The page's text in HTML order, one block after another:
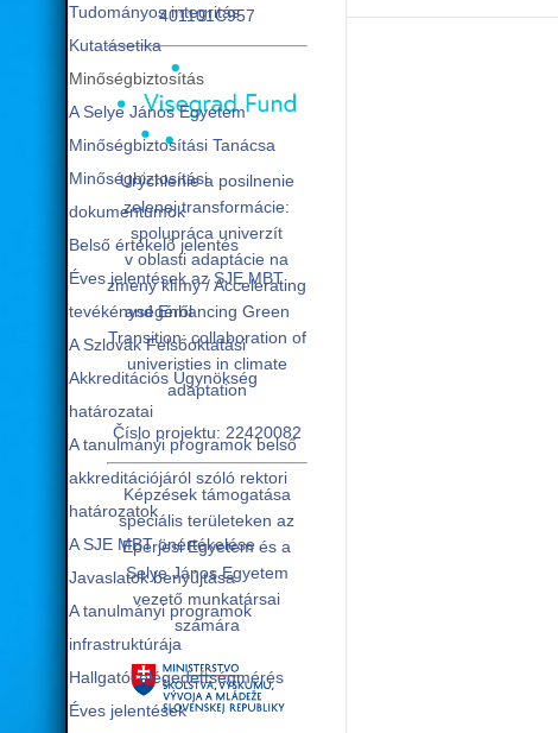
Tudományos integritás
Kutatásetika
Minőségbiztosítás
A Selye János Egyetem
Minőségbiztosítási Tanácsa
Minőségbiztosítási
dokumentumok
Belső értékelő jelentés
Éves jelentések az SJE MBT
tevékénységéről
A Szlovák Felsőoktatási
Akkreditációs Ügynökség
határozatai
A tanulmányi programok belső
akkreditációjáról szóló rektori
határozatok
A SJE MBT önértékelése
Javaslatok benyújtása
A tanulmányi programok
infrastruktúrája
Hallgatói elégedettségmérés
Éves jelentések
401101C957
Urýchlenie a posilnenie
zelenej transformácie:
spolupráca univerzít
v oblasti adaptácie na
zmeny klímy / Accelerating
and Enhancing Green
Transition: collaboration of
univeristies in climate
adaptation
Číslo projektu: 22420082
Képzések támogatása
speciális területeken az
Eperjesi Egyetem és a
Selye János Egyetem
vezető munkatársai
számára